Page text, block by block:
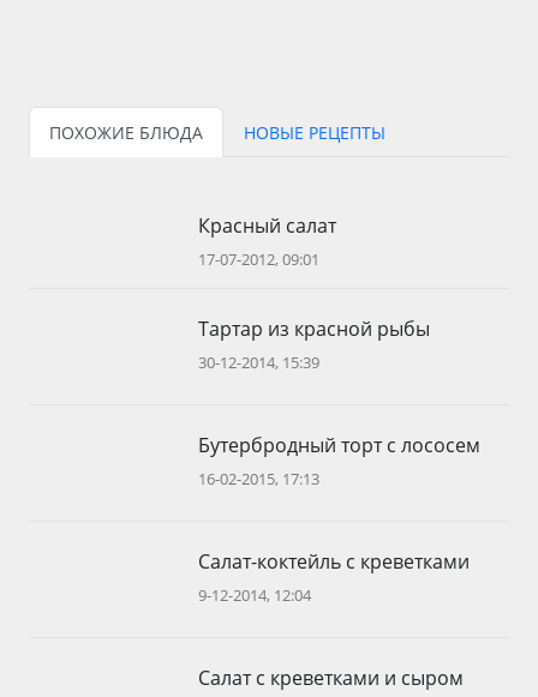
ПОХОЖИЕ БЛЮДА НОВЫЕ РЕЦЕПТЫ
Красный салат
17-07-2012, 09:01
Тартар из красной рыбы
30-12-2014, 15:39
Бутербродный торт с лососем
16-02-2015, 17:13
Салат-коктейль с креветками
9-12-2014, 12:04
Салат с креветками и сыром